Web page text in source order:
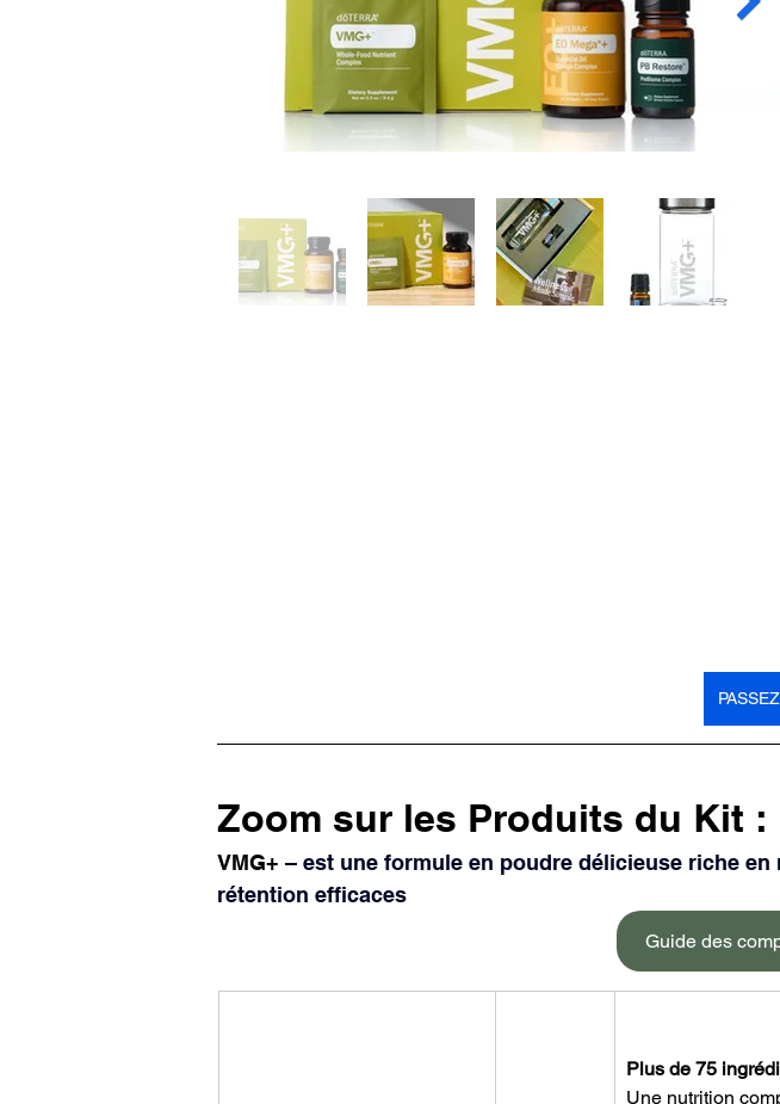
Zoom sur les Produits du Kit :
VMG+ – est une formule en poudre délicieuse riche
rétention efficaces
Guide des
Plus de 75
Une nutrition